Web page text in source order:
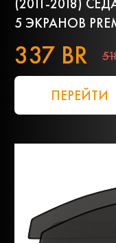
(2011-2018)
5 ЭКРАНОВ
337 BR
ПЕРЕЙТИ